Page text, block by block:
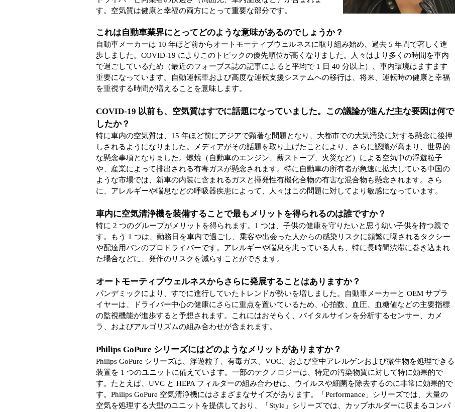
す。空気質は健康と幸福の両方にとって重要な部分です。
これは自動車業界にとってどのような意味があるのでしょうか？
自動車メーカーは 10 年ほど前からオートモーティブウェルネスに取り組み始め、過去 5 年間で著しく進
歩しました。COVID-19 によりこのトピックの優先順位が高くなりました。人々はより多くの時間を車内
で過ごしているため（最近のフォーブス誌の記事によると平均で 1 日 40 分以上）、車内環境はますます
重要になっています。自動運転車および高度な運転支援システムへの移行は、将来、運転時の健康と幸福
を重視する時間が増えることを意味します。
COVID-19 以前も、空気質はすでに話題になっていました。この議論が進んだ主な要因は何で
したか？
特に車内の空気質は、15 年ほど前にアジアで顕著な問題となり、大都市での大気汚染に対する懸念に後押
しされるようになりました。メディアがその話題を取り上げたことにより、さらに認識が高まり、世界的
な懸念事項となりました。燃焼（自動車のエンジン、薪ストーブ、火災など）による空気中の浮遊粒子
や、産業によって排出される有毒ガスが懸念されます。特に自動車の所有者が急速に拡大している中国の
ような市場では、新車の内装に含まれるガスと揮発性有機化合物の有害な混合物も懸念されます。さら
に、アレルギーや喘息などの呼吸器疾患によって、人々はこの問題に対してより敏感になっています。
車内に空気清浄機を装備することで最もメリットを得られるのは誰ですか？
特に 2 つのグループがメリットを得られます。1 つは、子供の健康を守りたいと思う幼い子供を持つ親で
す。もう 1 つは、勤務日を車内で過ごし、乗客や出会った人からの感染リスクに頻繁に曝されるタクシー
や配達用バンのプロドライバーです。アレルギーや喘息を患っている人も、特に長時間渋滞に巻き込まれ
た場合などに、発作のリスクを減らすことができます。
オートモーティブウェルネスからさらに発展することはありますか？
パンデミックにより、すでに進行していたトレンドが勢いを増しました。自動車メーカーと OEM サプラ
イヤーは、ドライバー中心の健康にさらに重点を置いているため、心拍数、血圧、血糖値などの主要指標
の監視機能が進歩すると予想されます。これにはおそらく、バイタルサインを分析するセンサー、カメ
ラ、およびアルゴリズムの組み合わせが含まれます。
Philips GoPure シリーズにはどのようなメリットがありますか？
Philips GoPure シリーズは、浮遊粒子、有毒ガス、VOC、および空中アレルゲンおよび微生物を処理できる
装置を 1 つのユニットに備えています。一部のテクノロジーは、特定の汚染物質に対して特に効果的で
す。たとえば、UVC と HEPA フィルターの組み合わせは、ウイルスや細菌を除去するのに非常に効果的で
す。Philips GoPure 空気清浄機にはさまざまなサイズがあります。「Performance」シリーズでは、大量の
空気を処理する大型のユニットを提供しており、「Style」シリーズでは、カップホルダーに収まるコンパ